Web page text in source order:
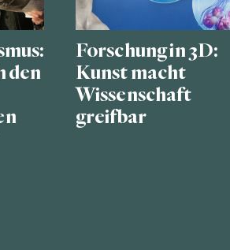
den
Forschung in 3D:
Kunst macht
Wissenschaft
greifbar